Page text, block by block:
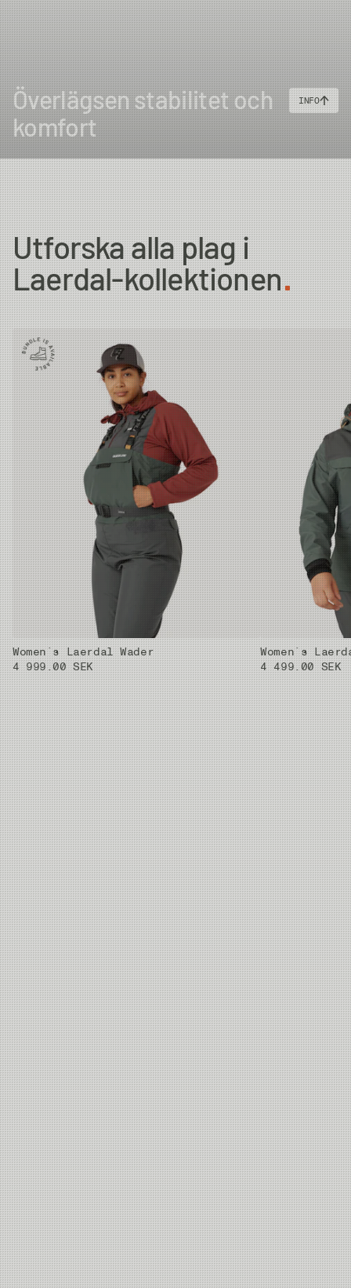
Överlägsen stabilitet och
komfort
INFO
Utforska alla plag i
Laerdal-kollektionen
Women´s Laerdal Wader
4 999.00 SEK
Women´s
4 499.00 SEK